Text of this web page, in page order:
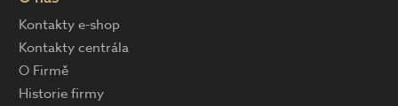
Kontakty e-shop
Kontakty centrála
O Firmě
Historie firmy